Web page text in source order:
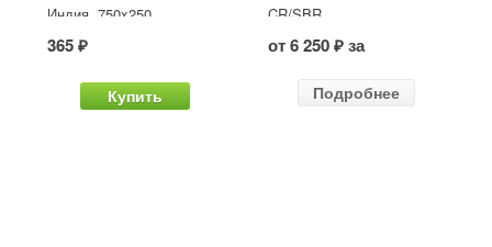
Индия, 750x250
365 ₽
Купить
CR/SBR
от 6 250 ₽ за
Подробнее